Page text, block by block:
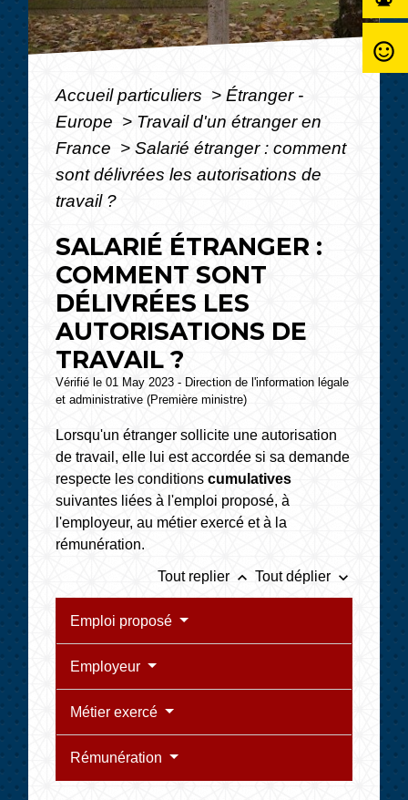
Accueil particuliers > Étranger -
Europe > Travail d'un étranger en
France > Salarié étranger : comment
sont délivrées les autorisations de
travail ?
SALARIÉ ÉTRANGER :
COMMENT SONT
DÉLIVRÉES LES
AUTORISATIONS DE
TRAVAIL ?
Vérifié le 01 May 2023 - Direction de l'information légale
et administrative (Première ministre)
Lorsqu'un étranger sollicite une autorisation
de travail, elle lui est accordée si sa demande
respecte les conditionscumulatives
suivantes liées à l'emploi proposé, à
l'employeur, au métier exercé et à la
rémunération.
Tout replier keyboard_arrow_up Tout déplier keyboard_arrow_down
Emploi proposé
Employeur
Métier exercé
Rémunération
sentiment_satisfied_alt